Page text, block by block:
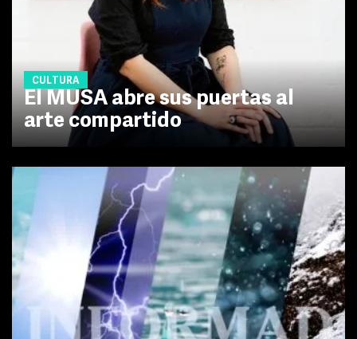
CULTURA
El MUSA abre sus puertas al
arte compartido